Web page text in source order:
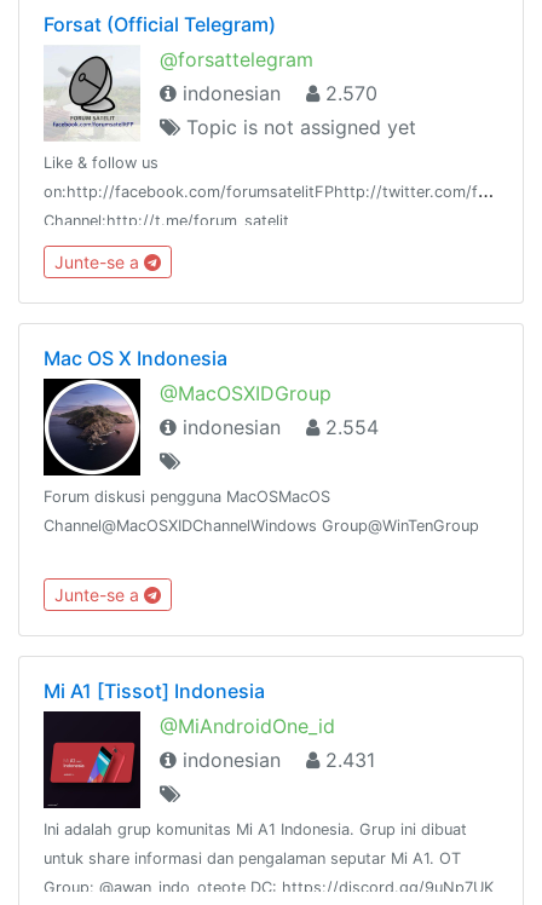
Forsat (Official Telegram)
@forsattelegram
indonesian
2.570
Topic is not assigned yet
Like & follow us
on:http://facebook.com/forumsatelitFPhttp://twitter.com/
Channel:http://t.me/forum_satelit
Junte-se a
Mac OS X Indonesia
@MacOSXIDGroup
indonesian
2.554
Forum diskusi pengguna MacOSMacOS
Channel@MacOSXIDChannelWindows Group@WinTenGroup
Junte-se a
Mi A1 [Tissot] Indonesia
@MiAndroidOne_id
indonesian
2.431
Ini adalah grup komunitas Mi A1 Indonesia. Grup ini dibuat
untuk share informasi dan pengalaman seputar Mi A1. OT
Group: @awan_indo_oteote DC: https://discord.gg/9uNp7UK